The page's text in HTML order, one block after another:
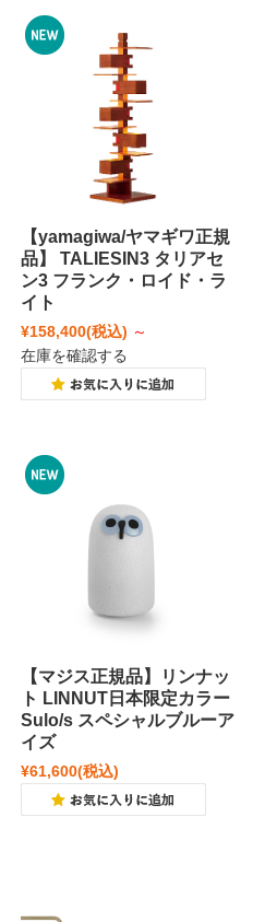
【yamagiwa/ヤマギワ正規
品】 TALIESIN3 タリアセ
ン3 フランク・ロイド・ラ
イト
¥158,400(税込) ～
在庫を確認する
【マジス正規品】リンナッ
ト LINNUT日本限定カラー
Sulo/s スペシャルブルーア
イズ
¥61,600(税込)